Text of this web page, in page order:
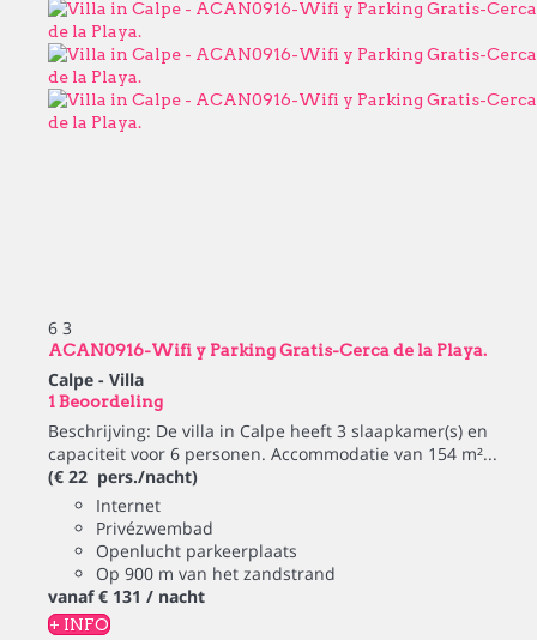
6 3
ACAN0916-Wifi y Parking Gratis-Cerca de la Playa.
Calpe - Villa
1 Beoordeling
Beschrijving: De villa in Calpe heeft 3 slaapkamer(s) en
capaciteit voor 6 personen. Accommodatie van 154 m²...
(€ 22 pers./nacht)
Internet
Privézwembad
Openlucht parkeerplaats
Op 900 m van het zandstrand
vanaf € 131 / nacht
+ INFO